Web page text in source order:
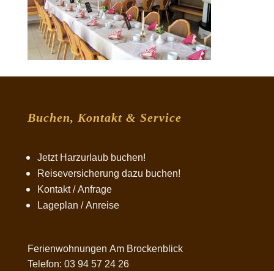
Buchen, Kontakt & Service
Jetzt Harzurlaub buchen!
Reiseversicherung dazu buchen!
Kontakt / Anfrage
Lageplan / Anreise
Ferienwohnungen Am Brockenblick
Telefon: 03 94 57 24 26